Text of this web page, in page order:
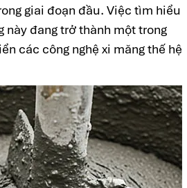
giai đoạn đầu. Việc tìm hiểu
này đang trở thành một trong
các công nghệ xi măng thế hệ